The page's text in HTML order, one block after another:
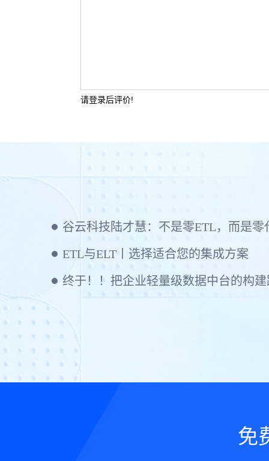
请登录后评价!
ETL与ELT丨选择适合您的集成方案
终于！！把企业轻量级数据中台的构
免